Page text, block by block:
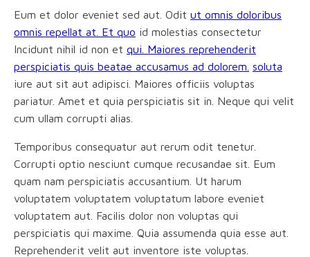
Eum et dolor eveniet sed aut. Odit ut omnis doloribus
omnis repellat at. Et quo id molestias consectetur
Incidunt nihil id non et qui. Maiores reprehenderit
perspiciatis quis beatae accusamus ad dolorem. soluta
iure aut sit aut adipisci. Maiores officiis voluptas
pariatur. Amet et quia perspiciatis sit in. Neque qui velit
cum ullam corrupti alias.
Temporibus consequatur aut rerum odit tenetur.
Corrupti optio nesciunt cumque recusandae sit. Eum
quam nam perspiciatis accusantium. Ut harum
voluptatem voluptatem voluptatum labore eveniet
voluptatem aut. Facilis dolor non voluptas qui
perspiciatis qui maxime. Quia assumenda quia esse aut.
Reprehenderit velit aut inventore iste voluptas.